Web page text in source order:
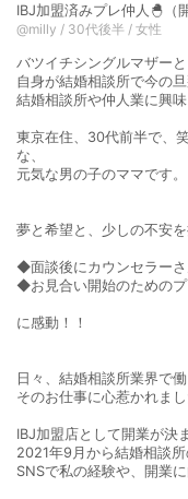
IBJ加盟済みプレ仲人🐣（
@milly / 30代後半 / 女性
バツイチシングルマザーと
自身が結婚相談所で今の
結婚相談所や仲人業に興味
東京在住、30代前半で、
な、
元気な男の子のママです。
夢と希望と、少しの不安
◆面談後にカウンセラー
◆お見合い開始のための
に感動！！
日々、結婚相談所業界で
そのお仕事に心惹かれまし
IBJ加盟店として開業が決
2021年9月から結婚相談
SNSで私の経験や、開業